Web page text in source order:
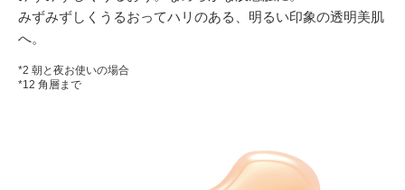
みずみずしくうるおってハリのある、明るい印象の透明美肌
へ。
*2 朝と夜お使いの場合
*12 角層まで